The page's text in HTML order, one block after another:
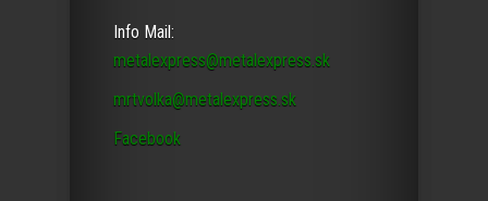
Info Mail:
metalexpress@metalexpress.sk
mrtvolka@metalexpress.sk
Facebook